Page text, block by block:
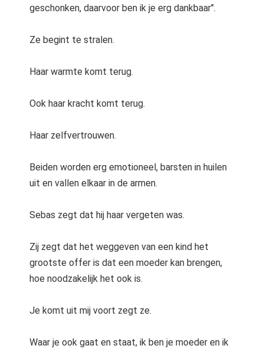
geschonken, daarvoor ben ik je erg dankbaar".
Ze begint te stralen.
Haar warmte komt terug.
Ook haar kracht komt terug.
Haar zelfvertrouwen.
Beiden worden erg emotioneel, barsten in huilen
uit en vallen elkaar in de armen.
Sebas zegt dat hij haar vergeten was.
Zij zegt dat het weggeven van een kind het
grootste offer is dat een moeder kan brengen,
hoe noodzakelijk het ook is.
Je komt uit mij voort zegt ze.
Waar je ook gaat en staat, ik ben je moeder en ik